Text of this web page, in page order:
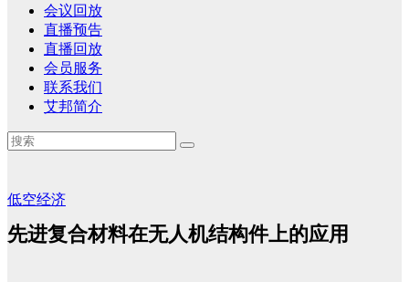
会议回放
直播预告
直播回放
会员服务
联系我们
艾邦简介
低空经济
先进复合材料在无人机结构件上的应用